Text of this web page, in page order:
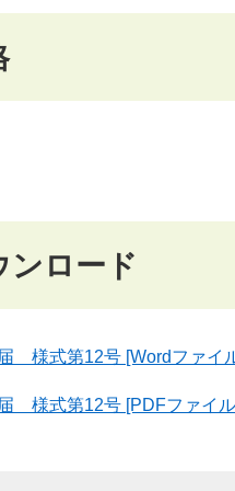
ンロード
様式第12号 [Wordファイ
様式第12号 [PDFファイ